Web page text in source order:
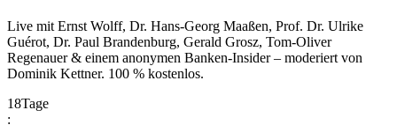
Live mit Ernst Wolff, Dr. Hans-Georg Maaßen, Prof. Dr. Ulrike
Guérot, Dr. Paul Brandenburg, Gerald Grosz, Tom-Oliver
Regenauer & einem anonymen Banken-Insider– moderiert von
Dominik Kettner. 100 % kostenlos.
18Tage
: